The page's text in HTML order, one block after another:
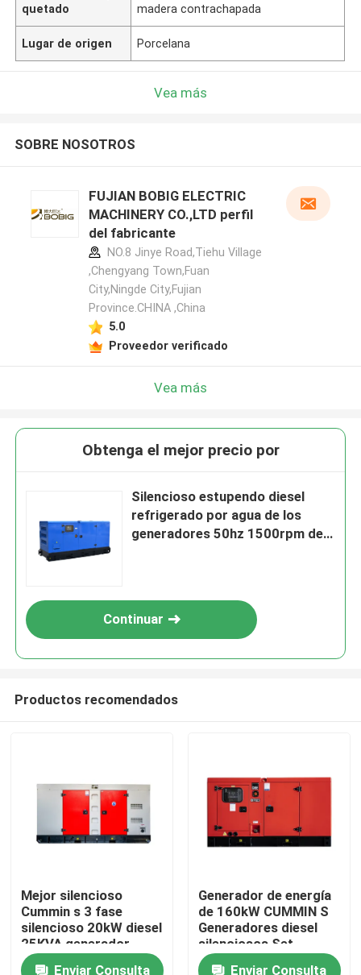
Productos
Vídeos
quetado
madera contrachapada
Lugar de origen Porcelana
Vea más
SOBRE NOSOTROS
FUJIAN BOBIG ELECTRIC
MACHINERY CO.,LTD perfil
del fabricante
NO.8 Jinye Road,Tiehu Village
,Chengyang Town,Fuan
City,Ningde City,Fujian
Province.CHINA ,China
5.0
Proveedor verificado
Vea más
Obtenga el mejor precio por
Silencioso estupendo diesel
refrigerado por agua de los
generadores 50hz 1500rpm de
Continuar
Productos recomendados
Mejor silencioso
Cummin s 3 fase
silencioso 20kW diesel
25KVA generador
precio silencioso
Enviar Consulta
Generador de energía
de 160kW CUMMIN S
Generadores diesel
silenciosos Set
Proveedores 200KVA
Enviar Consulta